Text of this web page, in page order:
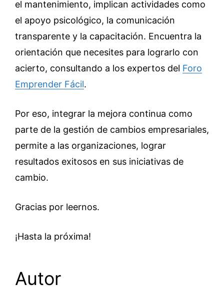
el mantenimiento, implican actividades como
el apoyo psicológico, la comunicación
transparente y la capacitación. Encuentra la
orientación que necesites para lograrlo con
acierto, consultando a los expertos del Foro
Emprender Fácil.
Por eso, integrar la mejora continua como
parte de la gestión de cambios empresariales,
permite a las organizaciones, lograr
resultados exitosos en sus iniciativas de
cambio.
Gracias por leernos.
¡Hasta la próxima!
Autor